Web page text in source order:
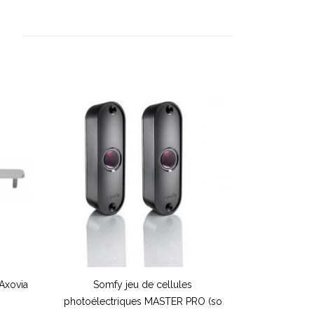
Somfy jeu de cellules
photoélectriques MASTER PRO (so